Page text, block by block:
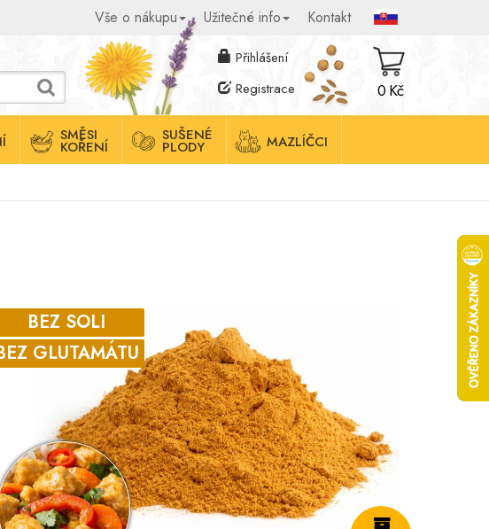
Vše o nákupu Užitečné info Kontakt
Přihlášení
Registrace
0 Kč
SMĚSI
KOŘENÍ
SUŠENÉ
PLODY MAZLÍČCI
BEZ SOLI
GLUTAMÁTU